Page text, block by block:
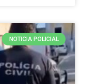
NOTICIA POLICIAL